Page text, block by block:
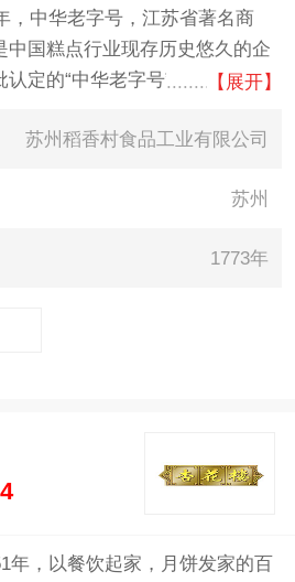
，中华老字号，江苏省著名商
中国糕点行业现存历史悠久的企
定的“中华老字号”及驰名中外
新，已成为闻名中外的大型现代
【展开】
苏州稻香村食品工业有限公司
苏州
1773年
年，以餐饮起家，月饼发家的百